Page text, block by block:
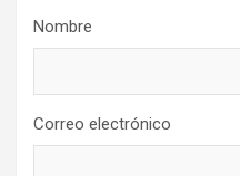
Nombre
Correo electrónico